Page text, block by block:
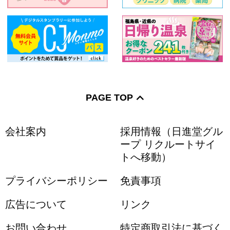
PAGE TOP
会社案内
採用情報（日進堂グル
ープ リクルートサイ
トへ移動）
プライバシーポリシー 免責事項
広告について リンク